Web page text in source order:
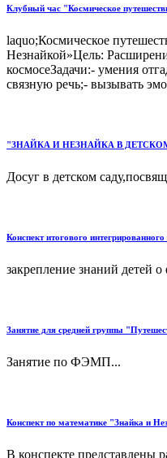
Клубный час "Космическое
laquo;Космическое
Незнайкой»Цель:
космосеЗадачи:- умения
связную речь;- вызывать
"ЗНАЙКА И НЕЗНАЙКА В
Досуг в детском
Конспект итогового
закрепление знаний детей о
Занятие для средней группы
Занятие по ФЭМП...
Конспект по математике "Знайка и
В конспекте представлены